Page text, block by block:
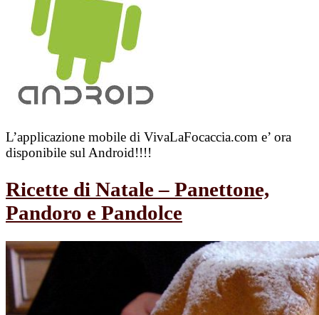
L’applicazione mobile di VivaLaFocaccia.com e’ ora
disponibile sul Android!!!!
Ricette di Natale – Panettone,
Pandoro e Pandolce